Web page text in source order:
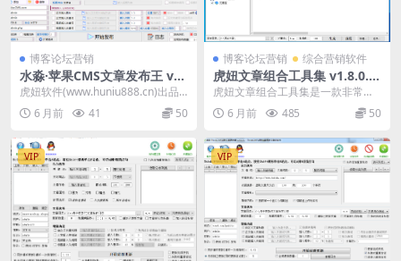
博客论坛营销
水淼·苹果CMS文章发布王 v1.
13.0.0 – MacCMS
虎妞软件(www.huniu888.cn)出品
的发布王系列之苹果CMS发布王。
... 6 月前 41 50
博客论坛营销 综合营销软件
虎妞文章组合工具集 v1.8.0.0
SEO伪原创文章专用软件
虎妞文章组合工具集是一款非常好
用的集合多个功能于一身的原创文
章生成软件，通过虎妞...
6 月前 485 50
VIP VIP